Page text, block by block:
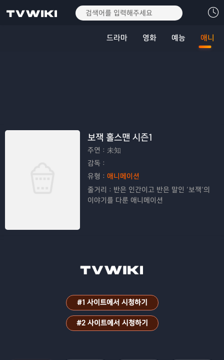
드라마 영화 예능 애니
보잭 홀스맨 시즌1
주연： 未知
감독：
유형： 애니메이션
줄거리： 반은 인간이고 반은 말인 ‘보잭’의
이야기를 다룬 애니메이션
#1 사이트에서 시청하기
#2 사이트에서 시청하기